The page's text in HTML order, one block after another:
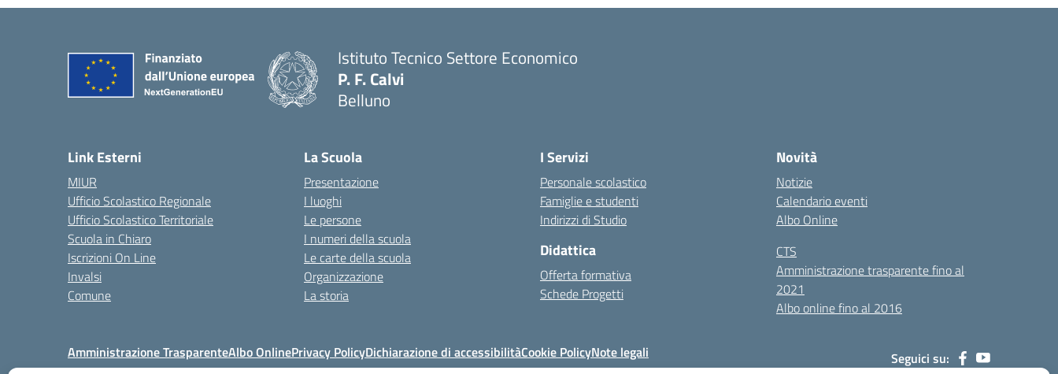
Istituto Tecnico Settore Economico
P. F. Calvi
Belluno
Link Esterni
MIUR
Ufficio Scolastico Regionale
Ufficio Scolastico Territoriale
Scuola in Chiaro
Iscrizioni On Line
Invalsi
Comune
La Scuola
Presentazione
I luoghi
Le persone
I numeri della scuola
Le carte della scuola
Organizzazione
La storia
I Servizi
Personale scolastico
Famiglie e studenti
Indirizzi di Studio
Didattica
Offerta formativa
Schede Progetti
Novità
Notizie
Calendario eventi
Albo Online
CTS
Amministrazione trasparente fino al
2021
Albo online fino al 2016
Amministrazione TrasparenteAlbo OnlinePrivacy PolicyDichiarazione di accessibilitàCookie PolicyNote legali Seguici su: